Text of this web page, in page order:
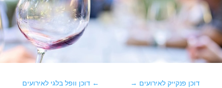
←דוכן וופל בלגי לאירועים דוכן פנקייק לאירועים →